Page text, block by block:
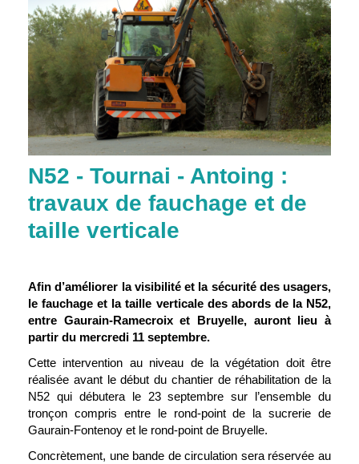
N52 - Tournai - Antoing :
travaux de fauchage et de
taille verticale
Afin d’améliorer la visibilité et la sécurité des usagers,
le fauchage et la taille verticale des abords de la N52,
entre Gaurain-Ramecroix et Bruyelle, auront lieu à
partir du mercredi 11 septembre.
Cette intervention au niveau de la végétation doit être
réalisée avant le début du chantier de réhabilitation de la
N52 qui débutera le 23 septembre sur l’ensemble du
tronçon compris entre le rond-point de la sucrerie de
Gaurain-Fontenoy et le rond-point de Bruyelle.
Concrètement, une bande de circulation sera réservée au